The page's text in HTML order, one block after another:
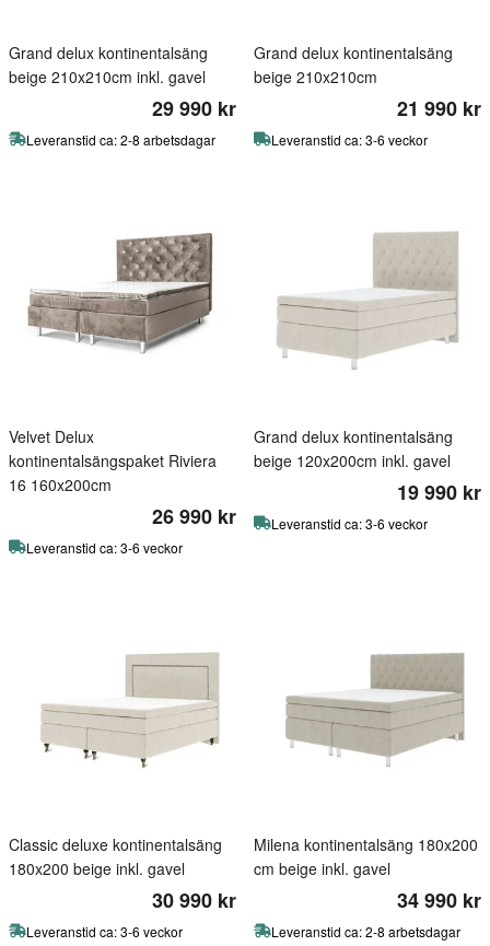
Grand delux kontinentalsäng
beige 210x210cm inkl. gavel
29 990 kr
Leveranstid ca: 2-8 arbetsdagar
Grand delux kontinentalsäng
beige 210x210cm
21 990 kr
Leveranstid ca: 3-6 veckor
Velvet Delux
kontinentalsängspaket Riviera
16 160x200cm
26 990 kr
Leveranstid ca: 3-6 veckor
Grand delux kontinentalsäng
beige 120x200cm inkl. gavel
19 990 kr
Leveranstid ca: 3-6 veckor
Classic deluxe kontinentalsäng
180x200 beige inkl. gavel
30 990 kr
Leveranstid ca: 3-6 veckor
Milena kontinentalsäng 180x200
cm beige inkl. gavel
34 990 kr
Leveranstid ca: 2-8 arbetsdagar